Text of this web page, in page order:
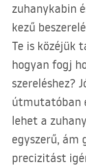
zuhanykabin
kezű
Te is közéjük
hogyan fogj
szereléshez?
útmutatóban
lehet a
egyszerű, ám
precizitást